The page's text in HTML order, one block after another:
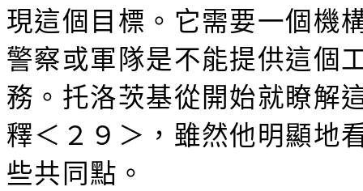
現這個目標。它需要一個機
警察或軍隊是不能提供這個
務。托洛茨基從開始就瞭解
釋＜２９＞，雖然他明顯地
些共同點。